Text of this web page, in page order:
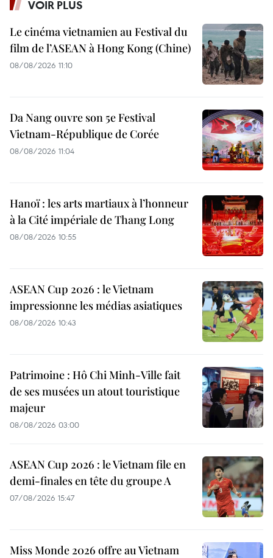
VOIR PLUS
Le cinéma vietnamien au Festival du
film de l’ASEAN à Hong Kong (Chine)
08/08/2026 11:10
Da Nang ouvre son 5e Festival
Vietnam-République de Corée
08/08/2026 11:04
Hanoï : les arts martiaux à l’honneur
à la Cité impériale de Thang Long
08/08/2026 10:55
ASEAN Cup 2026 : le Vietnam
impressionne les médias asiatiques
08/08/2026 10:43
Patrimoine : Hô Chi Minh-Ville fait
de ses musées un atout touristique
majeur
08/08/2026 03:00
ASEAN Cup 2026 : le Vietnam file en
demi-finales en tête du groupe A
07/08/2026 15:47
Miss Monde 2026 offre au Vietnam